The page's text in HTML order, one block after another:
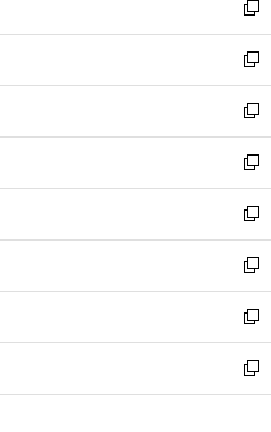
で
開
く
ド
ウ
で
開
く
ィ
ン
ド
ウ
で
開
く
い
ウ
ィ
ン
ド
ウ
で
開
く
新
し
い
ウ
ィ
ン
ド
ウ
で
開
く
新
し
い
ウ
ィ
ン
ド
ウ
で
開
く
新
し
い
ウ
ィ
ン
ド
ウ
で
開
く
新
し
い
ウ
ィ
ン
ド
ウ
で
開
新
し
い
ウ
ィ
ン
ド
ウ
新
し
い
ウ
ィ
ン
新
し
い
ウ
新
し